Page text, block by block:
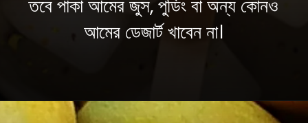
তবে পাকা আমের জুস, পুডিং বা অন্য কোনও